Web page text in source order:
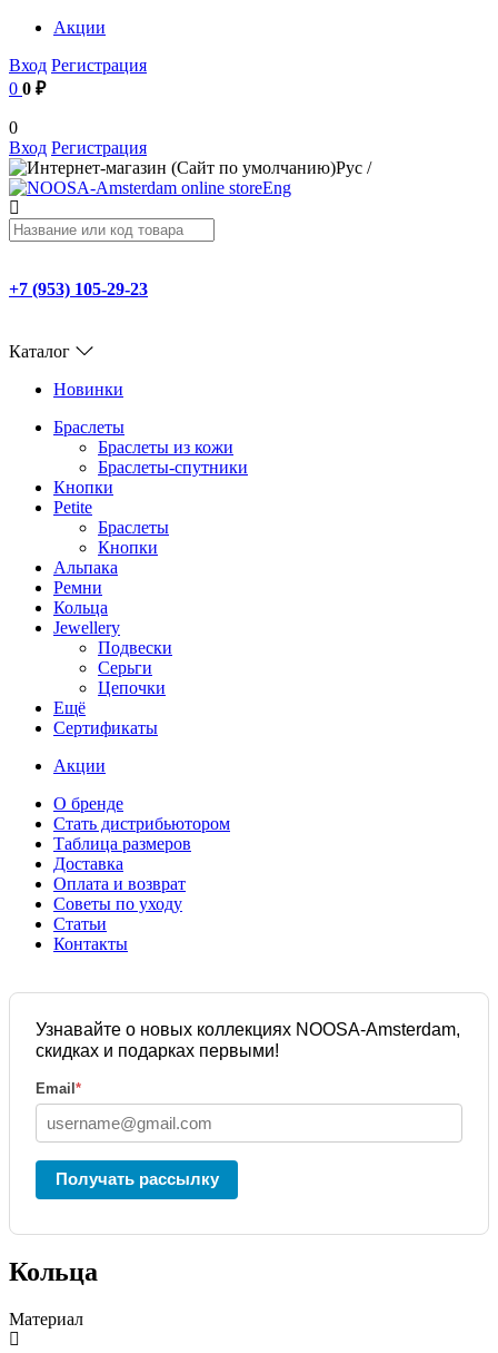
Акции
Вход Регистрация
0 0 ₽
0
Вход Регистрация
Рус /
Eng
+7 (953) 105-29-23
Каталог
Новинки
Браслеты
Браслеты из кожи
Браслеты-спутники
Кнопки
Petite
Браслеты
Кнопки
Альпака
Ремни
Кольца
Jewellery
Подвески
Серьги
Цепочки
Ещё
Сертификаты
Акции
О бренде
Стать дистрибьютором
Таблица размеров
Доставка
Оплата и возврат
Советы по уходу
Статьи
Контакты
Узнавайте о новых коллекциях NOOSA-Amsterdam,
скидках и подарках первыми!
Email *
Получать рассылку
Кольца
Материал